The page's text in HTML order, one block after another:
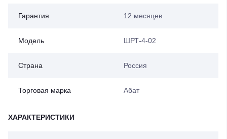
Гарантия 12 месяцев
Модель ШРТ-4-02
Страна Россия
Торговая марка Абат
ХАРАКТЕРИСТИКИ